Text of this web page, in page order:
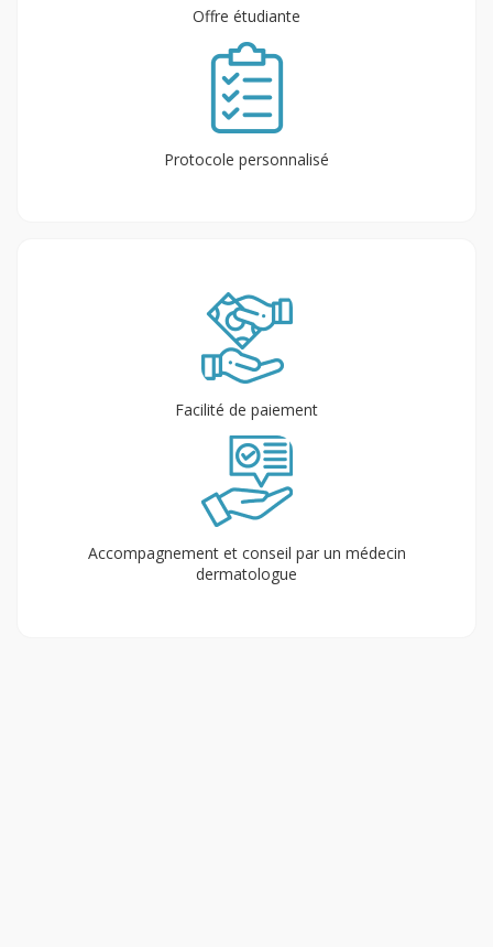
Offre étudiante
Protocole personnalisé
Facilité de paiement
Accompagnement et conseil par un médecin
dermatologue